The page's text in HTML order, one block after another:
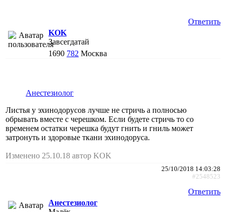
Ответить
KOK
Завсегдатай
1690 782 Москва
Анестезиолог
Листья у эхинодорусов лучше не стричь а полносью
обрывать вместе с черешком. Если будете стричь то со
временем остатки черешка будут гнить и гниль может
затронуть и здоровые ткани эхинодоруса.
Изменено 25.10.18 автор KOK
25/10/2018 14:03:28
#2548523
Ответить
Анестезиолог